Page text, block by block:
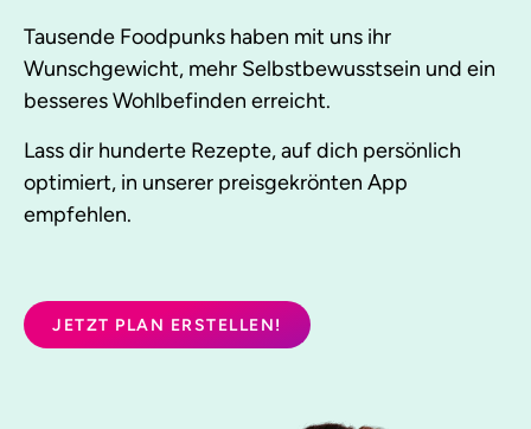
Tausende Foodpunks haben mit uns ihr
Wunschgewicht, mehr Selbstbewusstsein und ein
besseres Wohlbefinden erreicht.
Lass dir hunderte Rezepte, auf dich persönlich
optimiert, in unserer preisgekrönten App
empfehlen.
JETZT PLAN ERSTELLEN!